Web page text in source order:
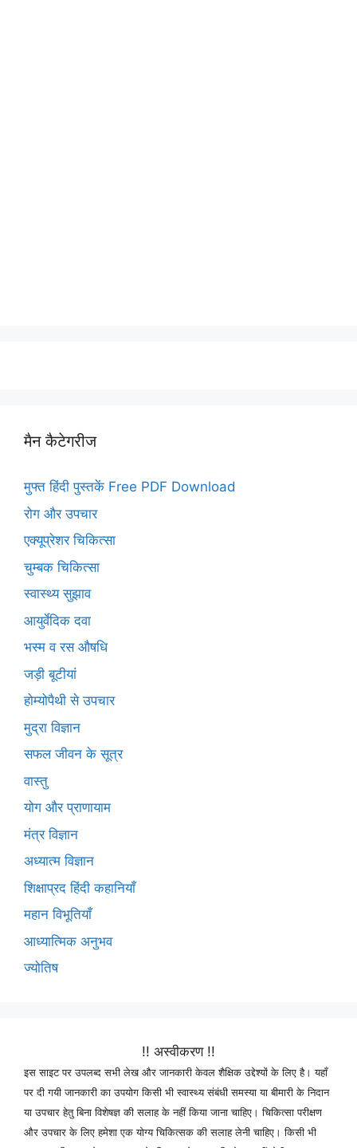
मैन कैटेगरीज
मुफ्त हिंदी पुस्तकें Free PDF Download
रोग और उपचार
एक्यूप्रेशर चिकित्सा
चुम्बक चिकित्सा
स्वास्थ्य सुझाव
आयुर्वेदिक दवा
भस्म व रस औषधि
जड़ी बूटीयां
होम्योपैथी से उपचार
मुद्रा विज्ञान
सफल जीवन के सूत्र
वास्तु
योग और प्राणायाम
मंत्र विज्ञान
अध्यात्म विज्ञान
शिक्षाप्रद हिंदी कहानियाँ
महान विभूतियाँ
आध्यात्मिक अनुभव
ज्योतिष
!! अस्वीकरण !!
इस साइट पर उपलब्द सभी लेख और जानकारी केवल शैक्षिक उद्देश्यों के लिए है। यहाँ
पर दी गयी जानकारी का उपयोग किसी भी स्वास्थ्य संबंधी समस्या या बीमारी के निदान
या उपचार हेतु बिना विशेषज्ञ की सलाह के नहीं किया जाना चाहिए। चिकित्सा परीक्षण
और उपचार के लिए हमेशा एक योग्य चिकित्सक की सलाह लेनी चाहिए। किसी भी